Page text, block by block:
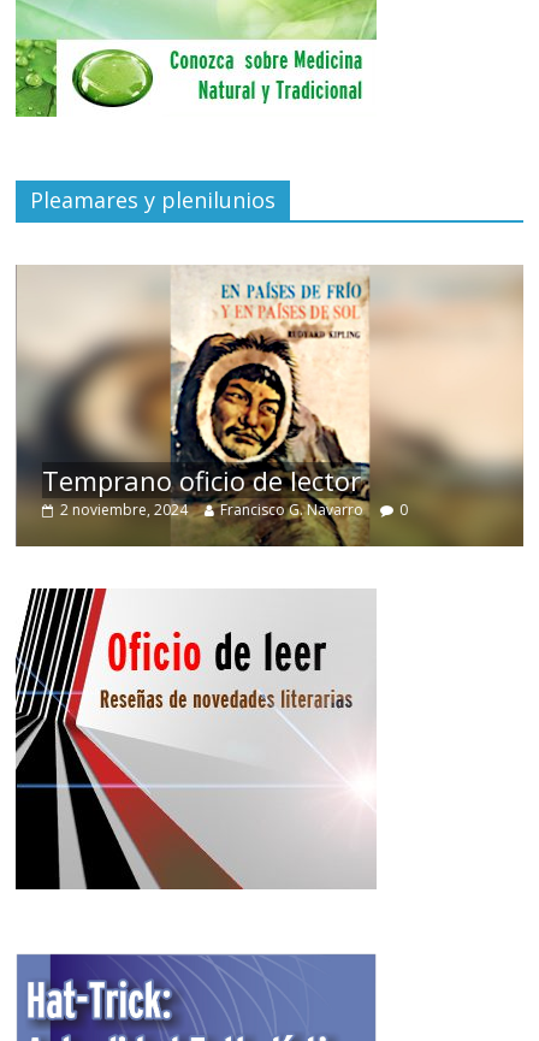
Pleamares y plenilunios
Temprano oficio de lector
2 noviembre, 2024 Francisco G. Navarro 0